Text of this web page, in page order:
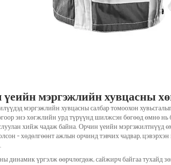
мэргэжлийн хувцасны
мэргэжлийн хувцасны салбар томоохон
энэ хөгжлийн урд түрүүнд шилжсэн бөгөөд өмнө
хийж чадаж байна. Орчин үеийн мэргэжилтнүүд
– хөдөлгөөнт ажлын орчинд тэвчих чадвар,
динамик үргэлж өөрчлөгдөж, сайжирч байгаа тухайд